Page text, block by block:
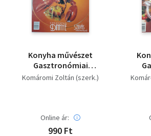
Konyha művészet
Gasztronómiai
magazin - 1999/4
Komáromi Zoltán (szerk.)
Online ár:
990 Ft